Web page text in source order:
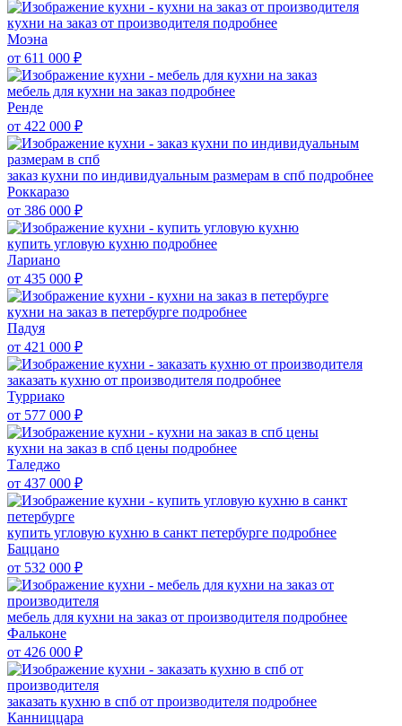
кухни на заказ от производителя подробнее
Моэна
от 611 000 ₽
мебель для кухни на заказ подробнее
Ренде
от 422 000 ₽
заказ кухни по индивидуальным размерам в спб подробнее
Роккаразо
от 386 000 ₽
купить угловую кухню подробнее
Лариано
от 435 000 ₽
кухни на заказ в петербурге подробнее
Падуя
от 421 000 ₽
заказать кухню от производителя подробнее
Турриако
от 577 000 ₽
кухни на заказ в спб цены подробнее
Таледжо
от 437 000 ₽
купить угловую кухню в санкт петербурге подробнее
Баццано
от 532 000 ₽
мебель для кухни на заказ от производителя подробнее
Фальконе
от 426 000 ₽
заказать кухню в спб от производителя подробнее
Канниццара